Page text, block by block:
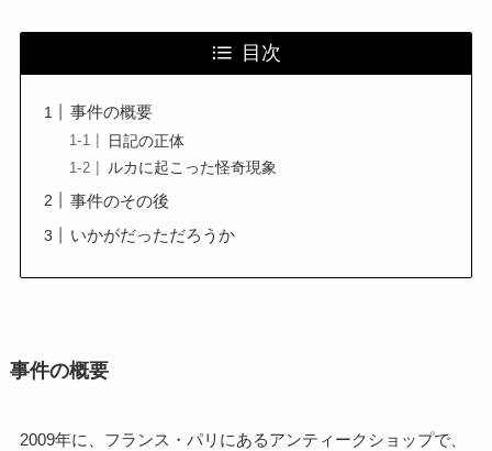
目次
事件の概要
日記の正体
ルカに起こった怪奇現象
事件のその後
いかがだっただろうか
事件の概要
2009年に、フランス・パリにあるアンティークショップで、